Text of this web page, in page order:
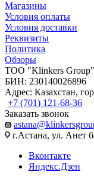
Магазины
Условия оплаты
Условия доставки
Реквизиты
Политика
Обзоры
TOO "Klinkers Group"
БИН: 230140026896
Адрес: Казахстан,
+7 (701) 121-68-36
Заказать звонок
г.Астана, ул. Анет
Вконтакте
Яндекс.Дзен